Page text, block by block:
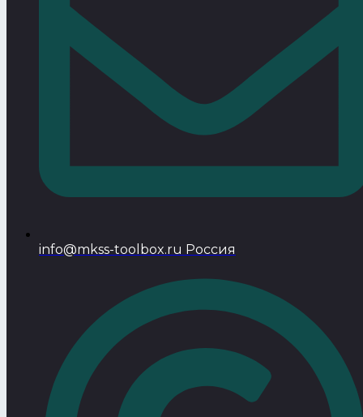
info@mkss-toolbox.ru Россия